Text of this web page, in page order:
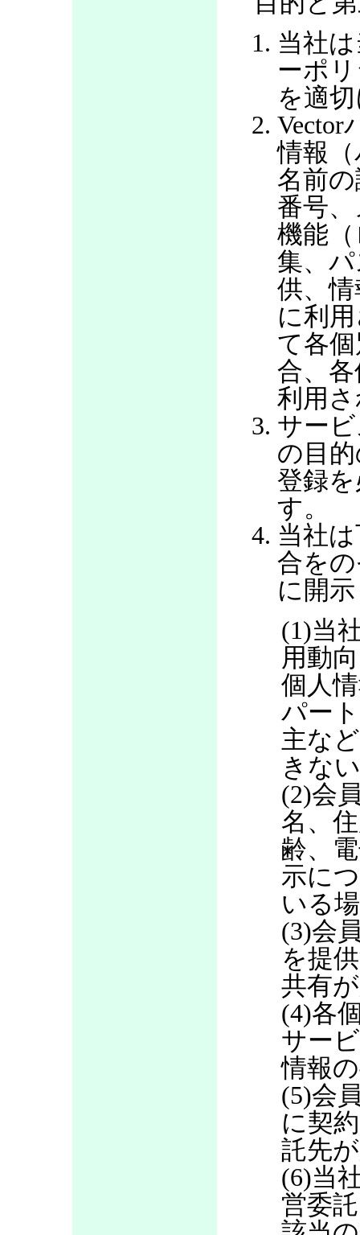
当社
ーポ
を適
Vector
情報
名前
番号
機能
集、
供、
に利
て各
合、
利用
サー
の目
登録
す。
当社
合を
に開
(1)当
用動
個人
パー
主な
きな
(2)会
名、
齢、
示に
いる
(3)会
を提
共有
(4)各
サー
情報
(5)会
に契
託先
(6)当
営委